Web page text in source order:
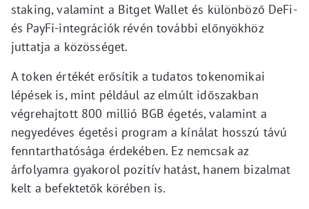
staking, valamint a Bitget Wallet és különböző DeFi-
és PayFi-integrációk révén további előnyökhöz
juttatja a közösséget.
A token értékét erősítik a tudatos tokenomikai
lépések is, mint például az elmúlt időszakban
végrehajtott 800 millió BGB égetés, valamint a
negyedéves égetési program a kínálat hosszú távú
fenntarthatósága érdekében. Ez nemcsak az
árfolyamra gyakorol pozitív hatást, hanem bizalmat
kelt a befektetők körében is.